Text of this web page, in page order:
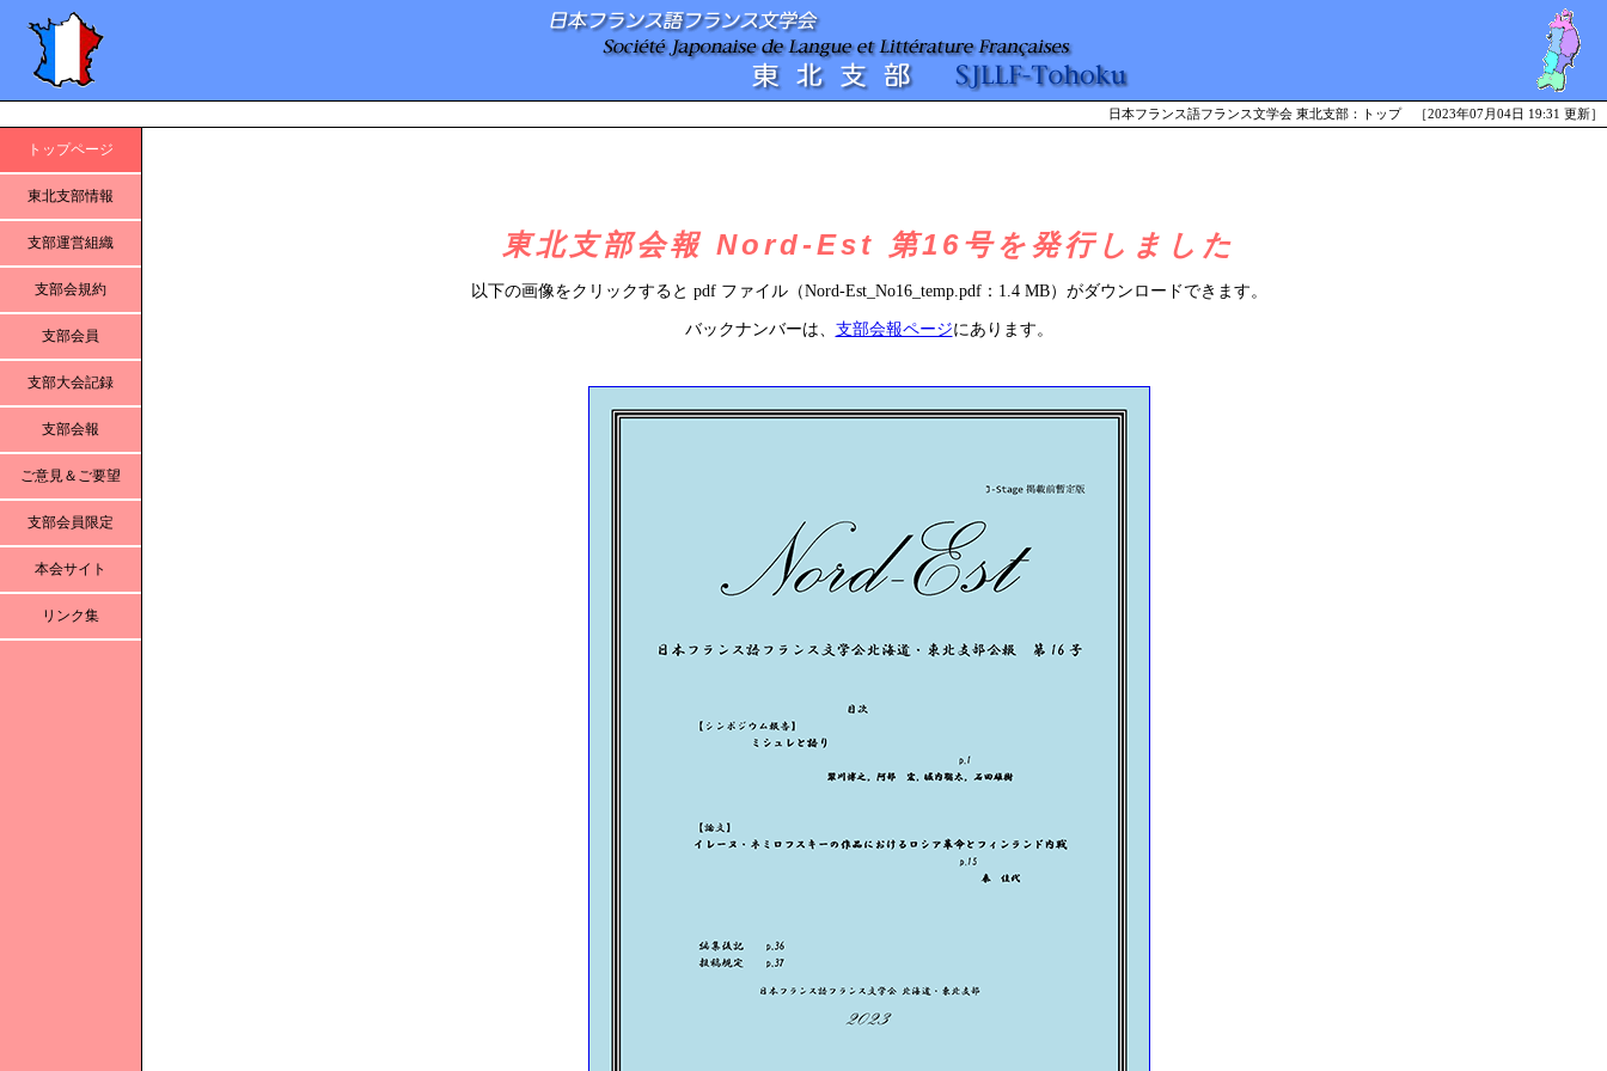
日本フランス語フランス文学会 東北支部：トップ ［2023年07月04日 19:31 更新］
トップページ
東北支部情報
支部運営組織
支部会規約
支部会員
支部大会記録
支部会報
ご意見＆ご要望
支部会員限定
本会サイト
リンク集
東北支部会報 Nord-Est 第16号を発行しました
以下の画像をクリックすると pdf ファイル（Nord-Est_No16_temp.pdf：1.4 MB）がダウンロードできます。
バックナンバーは、 支部会報ページにあります。